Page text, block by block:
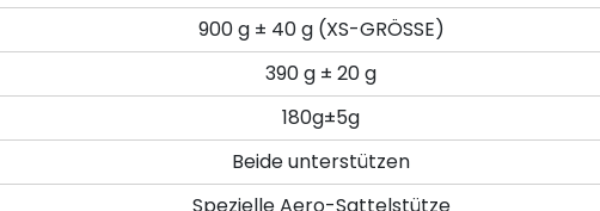
900 g ± 40 g (XS-GRÖSSE)
390 g ± 20 g
180g±5g
Beide unterstützen
Spezielle Aero-Sattelstütze